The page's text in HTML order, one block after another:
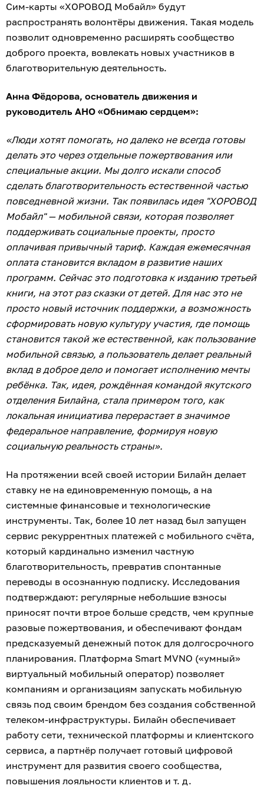
Сим-карты «ХОРОВОД Мобайл» будут
распространять волонтёры движения. Такая модель
позволит одновременно расширять сообщество
доброго проекта, вовлекать новых участников в
благотворительную деятельность.
Анна Фёдорова, основатель движения и
руководитель АНО «Обнимаю сердцем»:
«Люди хотят помогать, но далеко не всегда готовы
делать это через отдельные пожертвования или
специальные акции. Мы долго искали способ
сделать благотворительность естественной частью
повседневной жизни. Так появилась идея "ХОРОВОД
Мобайл" — мобильной связи, которая позволяет
поддерживать социальные проекты, просто
оплачивая привычный тариф. Каждая ежемесячная
оплата становится вкладом в развитие наших
программ. Сейчас это подготовка к изданию третьей
книги, на этот раз сказки от детей. Для нас это не
просто новый источник поддержки, а возможность
сформировать новую культуру участия, где помощь
становится такой же естественной, как пользование
мобильной связью, а пользователь делает реальный
вклад в доброе дело и помогает исполнению мечты
ребёнка. Так, идея, рождённая командой якутского
отделения Билайна, стала примером того, как
локальная инициатива перерастает в значимое
федеральное направление, формируя новую
социальную реальность страны».
На протяжении всей своей истории Билайн делает
ставку не на единовременную помощь, а на
системные финансовые и технологические
инструменты. Так, более 10 лет назад был запущен
сервис рекуррентных платежей с мобильного счёта,
который кардинально изменил частную
благотворительность, превратив спонтанные
переводы в осознанную подписку. Исследования
подтверждают: регулярные небольшие взносы
приносят почти втрое больше средств, чем крупные
разовые пожертвования, и обеспечивают фондам
предсказуемый денежный поток для долгосрочного
планирования. Платформа Smart MVNO («умный»
виртуальный мобильный оператор) позволяет
компаниям и организациям запускать мобильную
связь под своим брендом без создания собственной
телеком-инфраструктуры. Билайн обеспечивает
работу сети, технической платформы и клиентского
сервиса, а партнёр получает готовый цифровой
инструмент для развития своего сообщества,
повышения лояльности клиентов и т. д.